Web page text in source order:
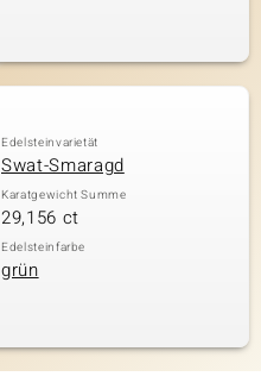
Edelsteinvarietät
Swat-Smaragd
Karatgewicht Summe
29,156 ct
Edelsteinfarbe
grün